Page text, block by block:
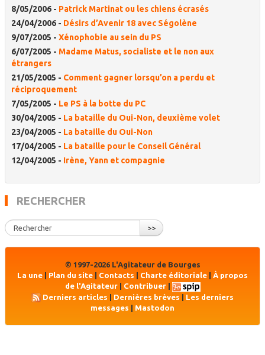
8/05/2006 - Patrick Martinat ou les chiens écrasés
24/04/2006 - Désirs d’Avenir 18 avec Ségolène
9/07/2005 - Xénophobie au sein du PS
6/07/2005 - Madame Matus, socialiste et le non aux
étrangers
21/05/2005 - Comment gagner lorsqu’on a perdu et
réciproquement
7/05/2005 - Le PS à la botte du PC
30/04/2005 - La bataille du Oui-Non, deuxième volet
23/04/2005 - La bataille du Oui-Non
17/04/2005 - La bataille pour le Conseil Général
12/04/2005 - Irène, Yann et compagnie
RECHERCHER
>>
© 1997-2026 L'Agitateur de Bourges
La une
Plan du site Contacts Charte éditoriale
À propos
de l'Agitateur| Contribuer|
Derniers articles | Dernières brèves | Les derniers
messages
Mastodon